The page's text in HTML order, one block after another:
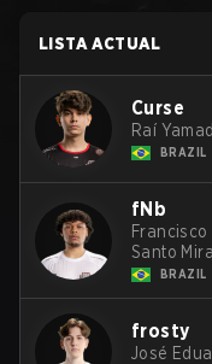
LISTA ACTUAL
Curse
Raí
BRAZIL
fNb
Santo
BRAZIL
frosty
José